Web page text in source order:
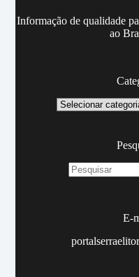
Informação de qualidade
ao
Categoria
E-